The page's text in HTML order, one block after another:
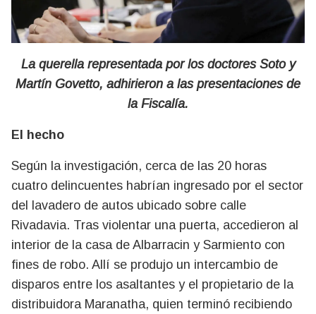
La querella representada por los doctores Soto y
Martín Govetto, adhirieron a las presentaciones de
la Fiscalía.
El hecho
Según la investigación, cerca de las 20 horas
cuatro delincuentes habrían ingresado por el sector
del lavadero de autos ubicado sobre calle
Rivadavia. Tras violentar una puerta, accedieron al
interior de la casa de Albarracin y Sarmiento con
fines de robo. Allí se produjo un intercambio de
disparos entre los asaltantes y el propietario de la
distribuidora Maranatha, quien terminó recibiendo